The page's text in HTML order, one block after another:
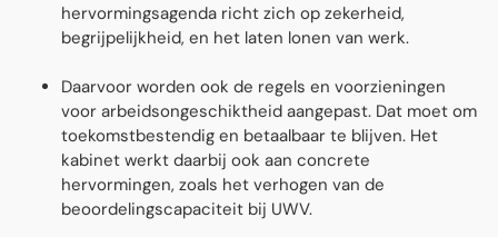
hervormingsagenda richt zich op zekerheid,
begrijpelijkheid, en het laten lonen van werk.
Daarvoor worden ook de regels en voorzieningen
voor arbeidsongeschiktheid aangepast. Dat moet om
toekomstbestendig en betaalbaar te blijven. Het
kabinet werkt daarbij ook aan concrete
hervormingen, zoals het verhogen van de
beoordelingscapaciteit bij UWV.